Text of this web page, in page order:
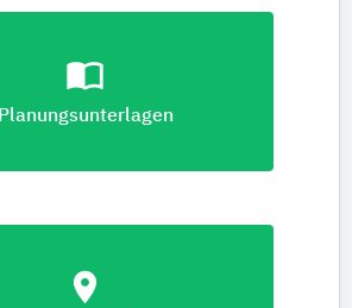
import_contacts
Planungsunterlagen
location_on